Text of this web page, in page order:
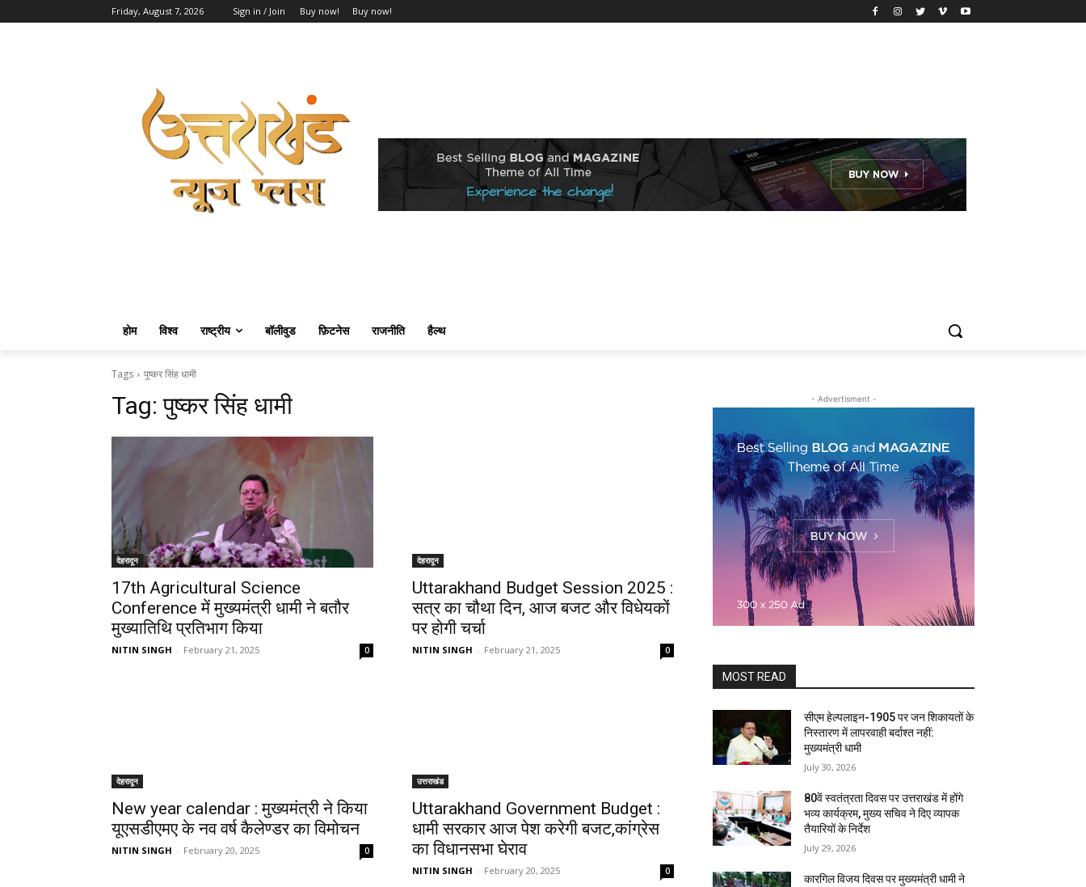
Friday, August 7, 2026 Sign in / Join Buy now! Buy now!
होम विश्व राष्ट्रीय बॉलीवुड फ़िटनेस राजनीति हैल्थ
Tags पुष्कर सिंह धामी
Tag:पुष्कर सिंह धामी
देहरादून
17th Agricultural Science
Conference में मुख्यमंत्री धामी ने बतौर
मुख्यातिथि प्रतिभाग किया
NITIN SINGH - February 21, 2025 0
देहरादून
Uttarakhand Budget Session 2025 :
सत्र का चौथा दिन, आज बजट और विधेयकों
पर होगी चर्चा
NITIN SINGH - February 21, 2025 0
देहरादून
New year calendar : मुख्यमंत्री ने किया
यूएसडीएमए के नव वर्ष कैलेण्डर का विमोचन
NITIN SINGH - February 20, 2025 0
उत्तराखंड
Uttarakhand Government Budget :
धामी सरकार आज पेश करेगी बजट,कांग्रेस
का विधानसभा घेराव
NITIN SINGH - February 20, 2025 0
- Advertisment -
MOST READ
सीएम हेल्पलाइन-1905 पर जन शिकायतों के
निस्तारण में लापरवाही बर्दाश्त नहीं:
मुख्यमंत्री धामी
July 30, 2026
80वें स्वतंत्रता दिवस पर उत्तराखंड में होंगे
भव्य कार्यक्रम, मुख्य सचिव ने दिए व्यापक
तैयारियों के निर्देश
July 29, 2026
कारगिल विजय दिवस पर मुख्यमंत्री धामी ने